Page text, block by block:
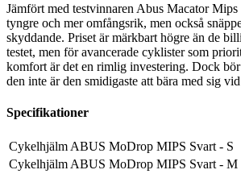
Jämfört med testvinnaren Abus Macator
tyngre och mer omfångsrik, men också
skyddande. Priset är märkbart högre än de
testet, men för avancerade cyklister som
komfort är det en rimlig investering. Dock
den inte är den smidigaste att bära med sig
Specifikationer
Cykelhjälm ABUS MoDrop MIPS Svart - S
Cykelhjälm ABUS MoDrop MIPS Svart - M